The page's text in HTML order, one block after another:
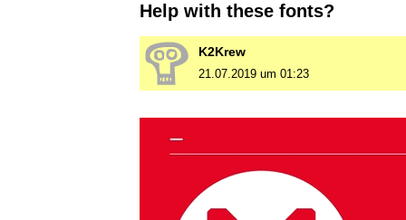
Help with these fonts?
K2Krew
21.07.2019 um 01:23